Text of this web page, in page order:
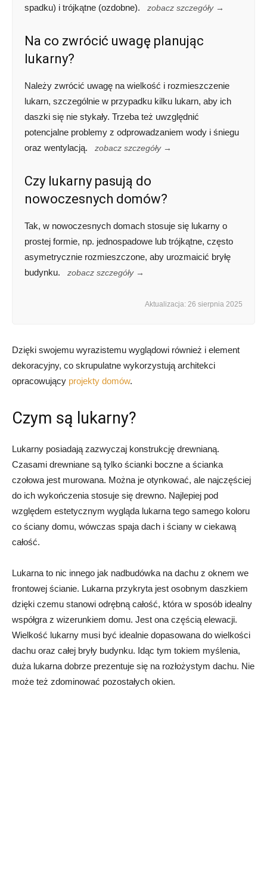
spadku) i trójkątne (ozdobne).
zobacz szczegóły →
Na co zwrócić uwagę planując
lukarny?
Należy zwrócić uwagę na wielkość i rozmieszczenie
lukarn, szczególnie w przypadku kilku lukarn, aby ich
daszki się nie stykały. Trzeba też uwzględnić
potencjalne problemy z odprowadzaniem wody i śniegu
oraz wentylacją.
zobacz szczegóły →
Czy lukarny pasują do
nowoczesnych domów?
Tak, w nowoczesnych domach stosuje się lukarny o
prostej formie, np. jednospadowe lub trójkątne, często
asymetrycznie rozmieszczone, aby urozmaicić bryłę
budynku.
zobacz szczegóły →
Aktualizacja: 26 sierpnia 2025
Dzięki swojemu wyrazistemu wyglądowi również i element
dekoracyjny, co skrupulatne wykorzystują architekci
opracowujący projekty domów.
Czym są lukarny?
Lukarny posiadają zazwyczaj konstrukcję drewnianą.
Czasami drewniane są tylko ścianki boczne a ścianka
czołowa jest murowana. Można je otynkować, ale najczęściej
do ich wykończenia stosuje się drewno. Najlepiej pod
względem estetycznym wygląda lukarna tego samego koloru
co ściany domu, wówczas spaja dach i ściany w ciekawą
całość.
Lukarna to nic innego jak nadbudówka na dachu z oknem we
frontowej ścianie. Lukarna przykryta jest osobnym daszkiem
dzięki czemu stanowi odrębną całość, która w sposób idealny
współgra z wizerunkiem domu. Jest ona częścią elewacji.
Wielkość lukarny musi być idealnie dopasowana do wielkości
dachu oraz całej bryły budynku. Idąc tym tokiem myślenia,
duża lukarna dobrze prezentuje się na rozłożystym dachu. Nie
może też zdominować pozostałych okien.